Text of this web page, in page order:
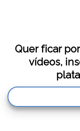
Quer ficar
vídeos,